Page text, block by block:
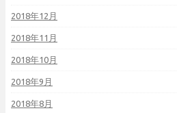
2018年12月
2018年11月
2018年10月
2018年9月
2018年8月